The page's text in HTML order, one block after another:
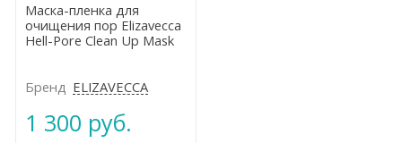
Маска-пленка для
очищения пор Elizavecca
Hell-Pore Clean Up Mask
Бренд ELIZAVECCA
1 300 руб.